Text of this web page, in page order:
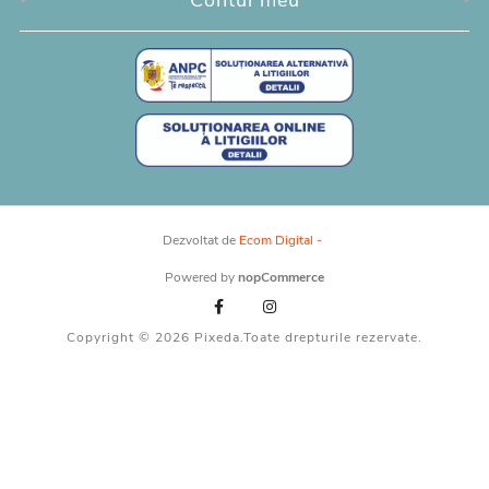
Dezvoltat de Ecom Digital -
Powered bynopCommerce
Copyright © 2026 Pixeda.Toate drepturile rezervate.